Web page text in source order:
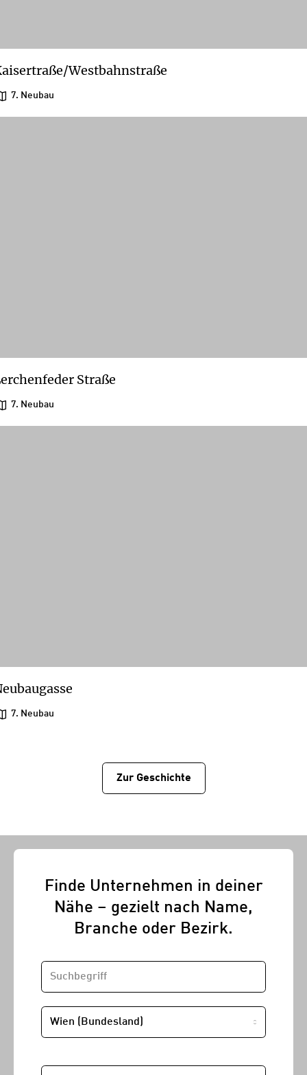
Westbahnstraße
7. Neubau
Straße
7. Neubau
7. Neubau
Zur Geschichtе
Finde Unternehmen in deiner
Nähe – gezielt nach Name,
Branche oder Bezirk.
SUCHBEGRIFF
STANDORT